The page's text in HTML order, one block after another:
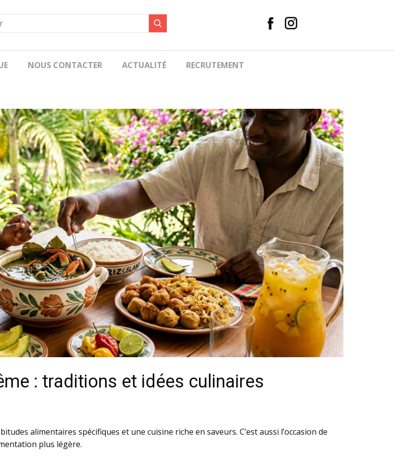
NOUS CONTACTER ACTUALITÉ RECRUTEMENT
: traditions et idées culinaires
alimentaires spécifiques et une cuisine riche en saveurs. C’est aussi l’occasion de
plus légère.